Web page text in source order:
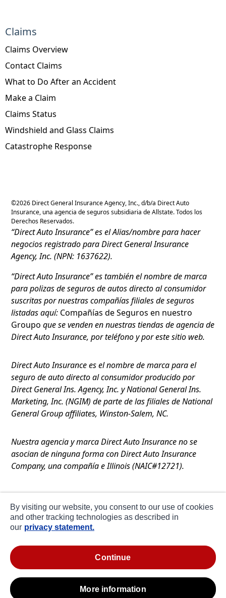
Claims
Claims Overview
Contact Claims
What to Do After an Accident
Make a Claim
Claims Status
Windshield and Glass Claims
Catastrophe Response
©2026 Direct General Insurance Agency, Inc., d/b/a Direct Auto
Insurance, una agencia de seguros subsidiaria de Allstate. Todos los
Derechos Reservados.
“Direct Auto Insurance” es el Alias/nombre para hacer
negocios registrado para Direct General Insurance
Agency, Inc. (NPN: 1637622).
“Direct Auto Insurance” es también el nombre de marca
para polizas de seguros de autos directo al consumidor
suscritas por nuestras compañías filiales de seguros
listadas aquí: Compañías de Seguros en nuestro
Groupo que se venden en nuestras tiendas de agencia de
Direct Auto Insurance, por teléfono y por este sitio web.
Direct Auto Insurance es el nombre de marca para el
seguro de auto directo al consumidor producido por
Direct General Ins. Agency, Inc. y National General Ins.
Marketing, Inc. (NGIM) de parte de las filiales de National
General Group affiliates, Winston-Salem, NC.
Nuestra agencia y marca Direct Auto Insurance no se
asocian de ninguna forma con Direct Auto Insurance
Company, una compañía e Illinois (NAIC#12721).
Privacidad
about ads / do not sell or share my personal
information
By visiting our website, you consent to our use of cookies
and other tracking technologies as described in
our privacy statement.
continue
more information